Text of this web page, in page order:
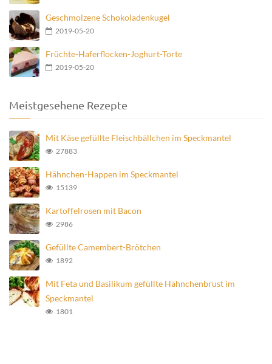
Geschmolzene Schokoladenkugel
2019-05-20
Früchte-Haferflocken-Joghurt-Torte
2019-05-20
Meistgesehene Rezepte
Mit Käse gefüllte Fleischbällchen im Speckmantel
27883
Hähnchen-Happen im Speckmantel
15139
Kartoffelrosen mit Bacon
2986
Gefüllte Camembert-Brötchen
1892
Mit Feta und Basilikum gefüllte Hähnchenbrust im
Speckmantel
1801